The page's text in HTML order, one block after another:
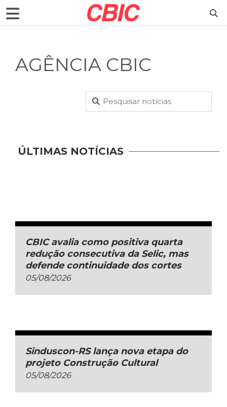
AGÊNCIA CBIC
ÚLTIMAS NOTÍCIAS
CBIC avalia como positiva quarta
redução consecutiva da Selic, mas
defende continuidade dos cortes
05/08/2026
Sinduscon-RS lança nova etapa do
projeto Construção Cultural
05/08/2026